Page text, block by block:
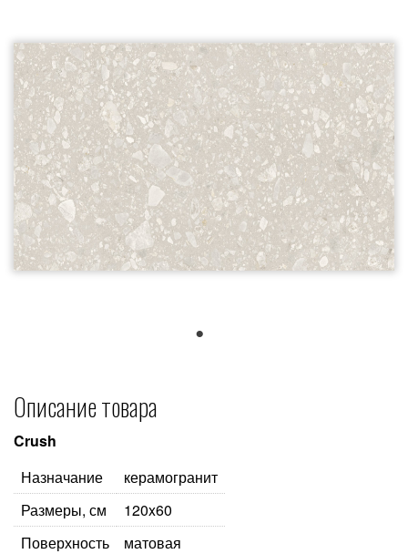
Описание товара
Crush
Назначание
керамогранит
Размеры, см
120x60
Поверхность
матовая